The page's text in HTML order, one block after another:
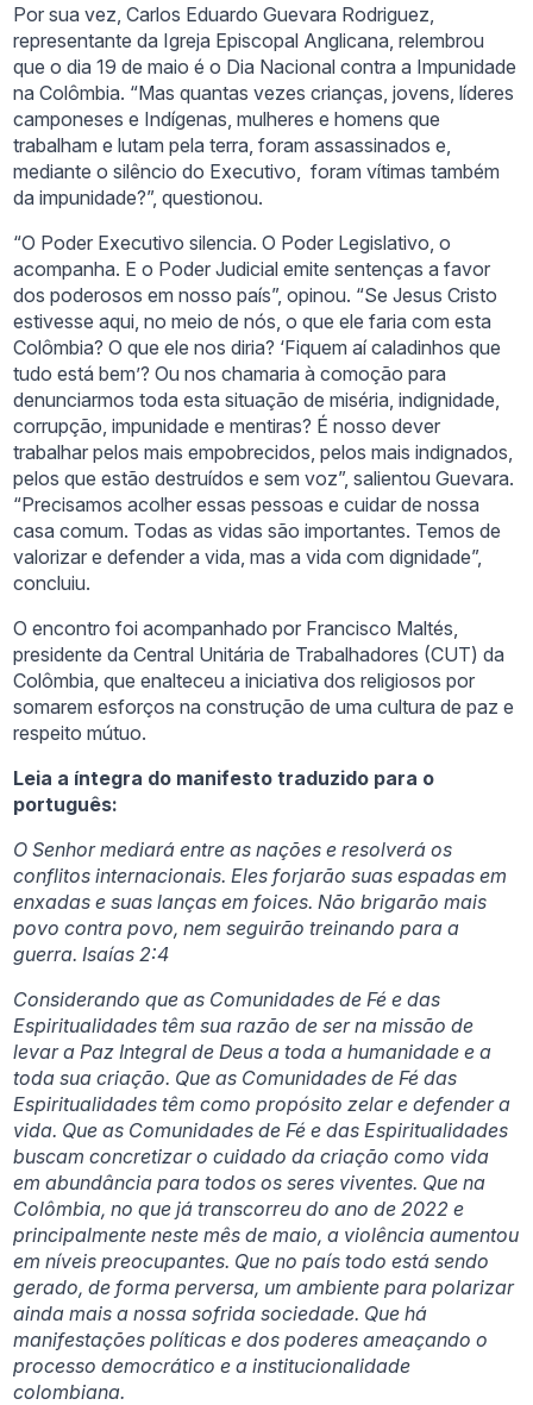
Por sua vez, Carlos Eduardo Guevara Rodriguez,
representante da Igreja Episcopal Anglicana, relembrou
que o dia 19 de maio é o Dia Nacional contra a Impunidade
na Colômbia. “Mas quantas vezes crianças, jovens, líderes
camponeses e Indígenas, mulheres e homens que
trabalham e lutam pela terra, foram assassinados e,
mediante o silêncio do Executivo, foram vítimas também
da impunidade?”, questionou.
“O Poder Executivo silencia. O Poder Legislativo, o
acompanha. E o Poder Judicial emite sentenças a favor
dos poderosos em nosso país”, opinou. “Se Jesus Cristo
estivesse aqui, no meio de nós, o que ele faria com esta
Colômbia? O que ele nos diria? ‘Fiquem aí caladinhos que
tudo está bem’? Ou nos chamaria à comoção para
denunciarmos toda esta situação de miséria, indignidade,
corrupção, impunidade e mentiras? É nosso dever
trabalhar pelos mais empobrecidos, pelos mais indignados,
pelos que estão destruídos e sem voz”, salientou Guevara.
“Precisamos acolher essas pessoas e cuidar de nossa
casa comum. Todas as vidas são importantes. Temos de
valorizar e defender a vida, mas a vida com dignidade”,
concluiu.
O encontro foi acompanhado por Francisco Maltés,
presidente da Central Unitária de Trabalhadores (CUT) da
Colômbia, que enalteceu a iniciativa dos religiosos por
somarem esforços na construção de uma cultura de paz e
respeito mútuo.
Leia a íntegra do manifesto traduzido para o
português:
O Senhor mediará entre as nações e resolverá os
conflitos internacionais. Eles forjarão suas espadas em
enxadas e suas lanças em foices. Não brigarão mais
povo contra povo, nem seguirão treinando para a
guerra. Isaías 2:4
Considerando que as Comunidades de Fé e das
Espiritualidades têm sua razão de ser na missão de
levar a Paz Integral de Deus a toda a humanidade e a
toda sua criação. Que as Comunidades de Fé das
Espiritualidades têm como propósito zelar e defender a
vida. Que as Comunidades de Fé e das Espiritualidades
buscam concretizar o cuidado da criação como vida
em abundância para todos os seres viventes. Que na
Colômbia, no que já transcorreu do ano de 2022 e
principalmente neste mês de maio, a violência aumentou
em níveis preocupantes. Que no país todo está sendo
gerado, de forma perversa, um ambiente para polarizar
ainda mais a nossa sofrida sociedade. Que há
manifestações políticas e dos poderes ameaçando o
processo democrático e a institucionalidade
colombiana.